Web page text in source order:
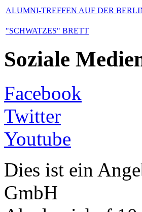
ALUMNI-TREFFEN AUF DER
"SCHWATZES" BRETT
Soziale
Facebook
Twitter
Youtube
Dies ist ein
GmbH